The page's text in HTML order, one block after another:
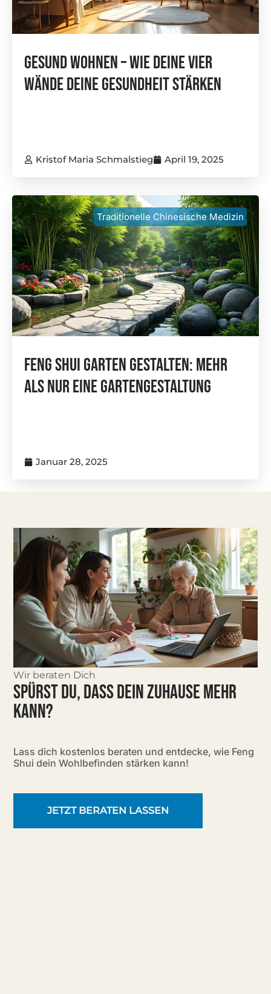
Gesund Wohnen – Wie Deine Vier
Wände Deine Gesundheit Stärken
Kristof Maria Schmalstieg April 19, 2025
Traditionelle Chinesische Medizin
Feng Shui Garten Gestalten: Mehr
Als Nur Eine Gartengestaltung
Januar 28, 2025
Wir beraten Dich
SPÜRST DU, DASS DEIN ZUHAUSE MEHR
KANN?
Lass dich kostenlos beraten und entdecke, wie Feng
Shui dein Wohlbefinden stärken kann!
JETZT BERATEN LASSEN